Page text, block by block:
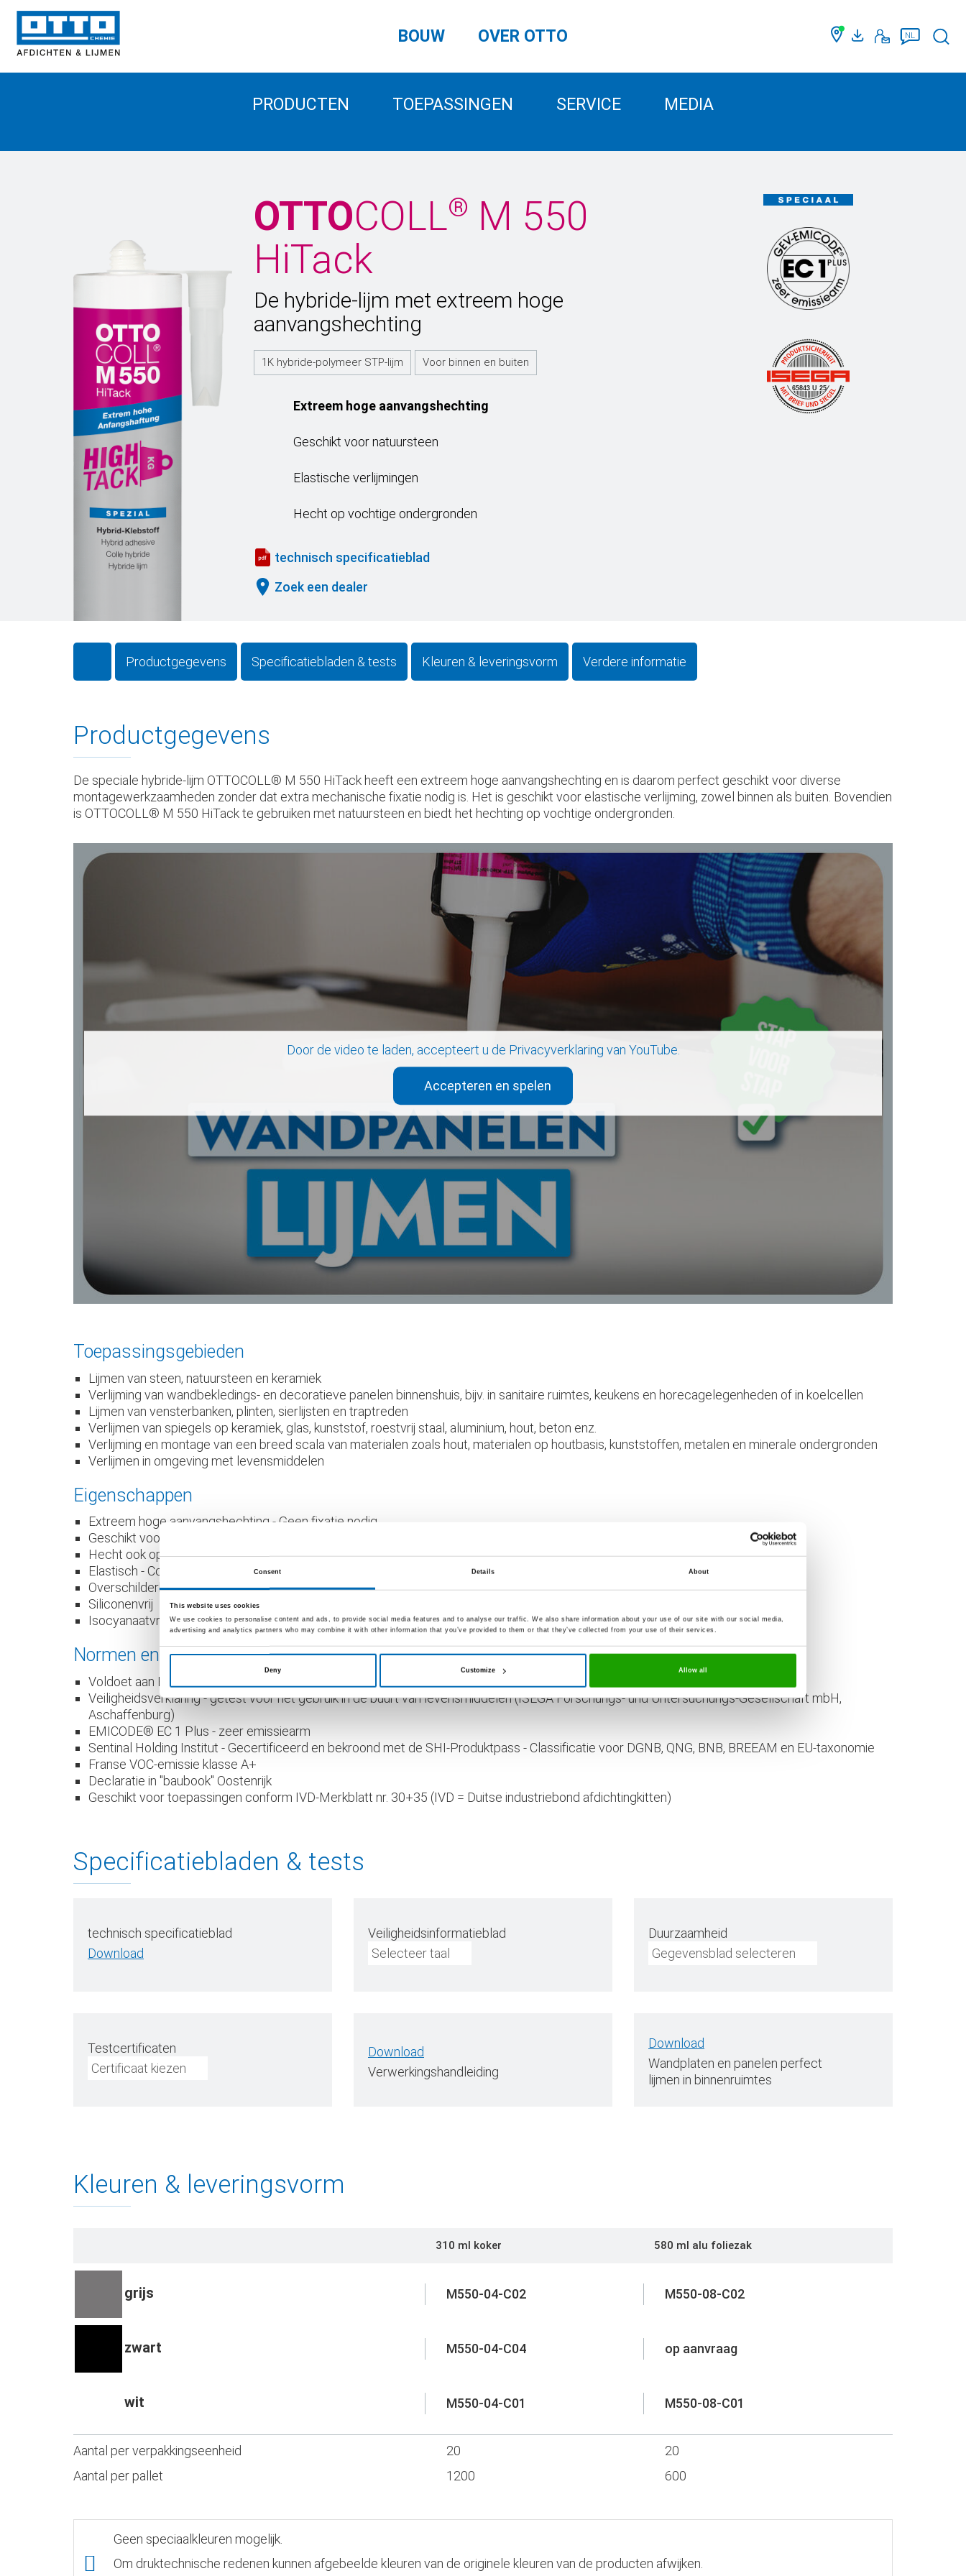
Consent Details About
This website uses cookies
We use cookies to personalise content and ads, to provide social media features and to analyse our traffic. We also share information about your use of our site with our social media,
advertising and analytics partners who may combine it with other information that you’ve provided to them or that they’ve collected from your use of their services.
Deny Customize Allow all
NL
BOUW
PRODUCTEN TOEPASSINGEN SERVICE MEDIA
OVER OTTO
OTTOCOLL® M 550
HiTack
De hybride-lijm met extreem hoge
aanvangshechting
1K hybride-polymeer STP-lijm Voor binnen en buiten
Extreem hoge aanvangshechting
Geschikt voor natuursteen
Elastische verlijmingen
Hecht op vochtige ondergronden
technisch specificatieblad
Zoek een dealer
65843 U 25
Productgegevens Specificatiebladen & tests Kleuren & leveringsvorm Verdere informatie
Productgegevens
De speciale hybride-lijm OTTOCOLL® M 550 HiTack heeft een extreem hoge aanvangshechting en is daarom perfect geschikt voor diverse
montagewerkzaamheden zonder dat extra mechanische fixatie nodig is. Het is geschikt voor elastische verlijming, zowel binnen als buiten. Bovendien
is OTTOCOLL® M 550 HiTack te gebruiken met natuursteen en biedt het hechting op vochtige ondergronden.
Door de video te laden, accepteert u de Privacyverklaring van YouTube.
Accepteren en spelen
Toepassingsgebieden
Lijmen van steen, natuursteen en keramiek
Verlijming van wandbekledings- en decoratieve panelen binnenshuis, bijv. in sanitaire ruimtes, keukens en horecagelegenheden of in koelcellen
Lijmen van vensterbanken, plinten, sierlijsten en traptreden
Verlijmen van spiegels op keramiek, glas, kunststof, roestvrij staal, aluminium, hout, beton enz.
Verlijming en montage van een breed scala van materialen zoals hout, materialen op houtbasis, kunststoffen, metalen en minerale ondergronden
Verlijmen in omgeving met levensmiddelen
Eigenschappen
Extreem hoge aanvangshechting - Geen fixatie nodig
Geschikt voor natuursteen - Veroorzaakt geen vervetting van natuursteen
Hecht ook op vochtige ondergronden
Elastisch - Compenseert bewegingen
Overschilderbaar / Lakbaar - neem de toepassingsaanwijzing in het technische gegevensblad in acht
Siliconenvrij
Isocyanaatvrij
Normen en keuringen
Voldoet aan Brandclassificatie van bouwproducten en bouwdelen EN 13501: Klasse E
Veiligheidsverklaring - getest voor het gebruik in de buurt van levensmiddelen (ISEGA Forschungs- und Untersuchungs-Gesellschaft mbH,
Aschaffenburg)
EMICODE® EC 1 Plus - zeer emissiearm
Sentinal Holding Institut - Gecertificeerd en bekroond met de SHI-Produktpass - Classificatie voor DGNB, QNG, BNB, BREEAM en EU-taxonomie
Franse VOC-emissie klasse A+
Declaratie in "baubook" Oostenrijk
Geschikt voor toepassingen conform IVD-Merkblatt nr. 30+35 (IVD = Duitse industriebond afdichtingkitten)
Specificatiebladen & tests
technisch specificatieblad
Download
Veiligheidsinformatieblad
Selecteer taal
Duurzaamheid
Gegevensblad selecteren
Testcertificaten
Certificaat kiezen
Download
Verwerkingshandleiding
Download
Wandplaten en panelen perfect
lijmen in binnenruimtes
Kleuren & leveringsvorm
310 ml koker 580 ml alu foliezak
grijs M550-04-C02 M550-08-C02
zwart M550-04-C04 op aanvraag
wit M550-04-C01 M550-08-C01
Aantal per verpakkingseenheid 20
20
Aantal per pallet
1200 600
Geen speciaalkleuren mogelijk.
Om druktechnische redenen kunnen afgebeelde kleuren van de originele kleuren van de producten afwijken.